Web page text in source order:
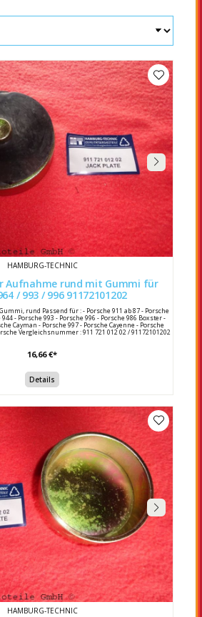
HAMBURG-TECHNIC
rund mit Gummi für
Porsche 964 / 993 / 996 91172101202
rund Passend für : - Porsche 911 ab 87 - Porsche
- Porsche 993 - Porsche 996 - Porsche 986 Boxster -
Cayman - Porsche 997 - Porsche Cayenne - Porsche
Vergleichsnummer : 911 721 012 02 / 91172101202
16,66 €*
Details
HAMBURG-TECHNIC